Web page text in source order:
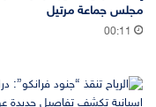
مجلس جماعة مرتيل
00:11